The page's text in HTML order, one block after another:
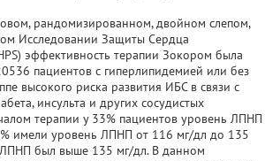
рандомизированном, двойном слепом,
Исследовании Защиты Сердца
эффективность терапии Зокором была
пациентов с гиперлипидемией или без
высокого риска развития ИБС в связи с
инсульта и других сосудистых
терапии у 33% пациентов уровень ЛПНП
имели уровень ЛПНП от 116 мг/дл до 135
был выше 135 мг/дл. В данном